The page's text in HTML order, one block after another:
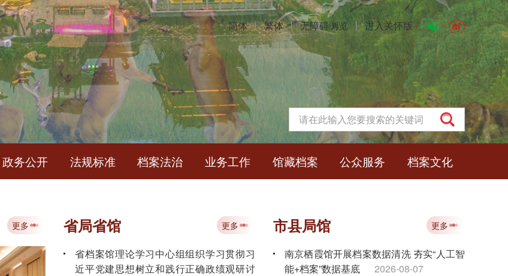
简体 丨 繁体 丨 无障碍浏览 丨 进入关怀版
政务公开 法规标准 档案法治 业务工作 馆藏档案 公众服务 档案文化
中华人民共和国档案法
更多 省局省馆 更多
省档案馆理论学习中心组组织学习贯彻习
近平党建思想树立和践行正确政绩观研讨
市县局馆 更多
南京栖霞馆开展档案数据清洗 夯实“人工智
能+档案”数据基底
2026-08-07